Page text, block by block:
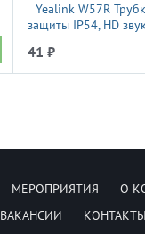
Yealink W57R
защиты IP54, HD
FNR, быстрая
W70B/
41 ₽
МЕРОПРИЯТИЯ О
ВАКАНСИИ КОНТАКТЫ